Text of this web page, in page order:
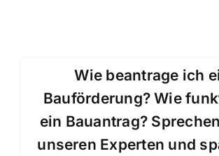
Wie beantrage ich
Bauförderung? Wie
ein Bauantrag?
unseren Experten und